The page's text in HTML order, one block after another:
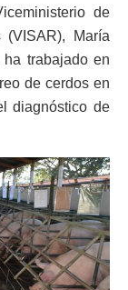
de
(VISAR), María
ha trabajado en
de cerdos en
diagnóstico de